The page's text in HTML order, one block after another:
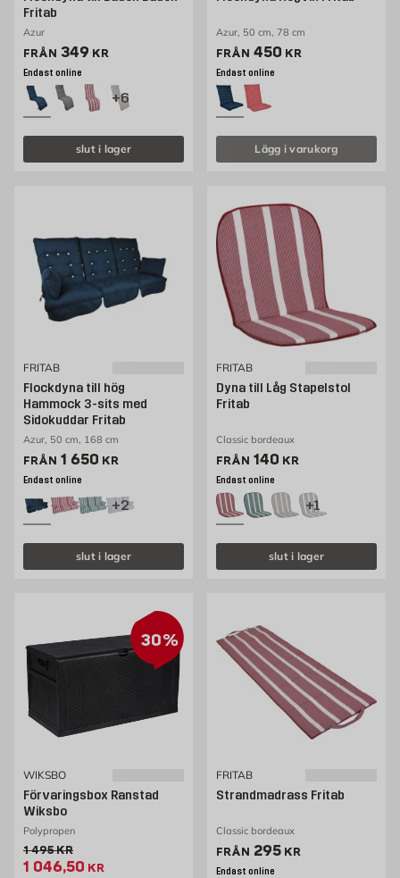
Fritab
Azur
FRÅN Pris 349 kr
349 KR
Endast online
+6
slut i lager
Azur, 50 cm, 78 cm
FRÅN Pris 450 kr
450 KR
Endast online
Lägg i varukorg
FRITAB
Flockdyna till hög
Hammock 3-sits med
Sidokuddar Fritab
Azur, 50 cm, 168 cm
FRÅN Pris 1650 kr
1 650 KR
Endast online
+2
slut i lager
FRITAB
Dyna till Låg Stapelstol
Fritab
Classic bordeaux
FRÅN Pris 140 kr
140 KR
Endast online
+1
slut i lager
30%
WIKSBO
Förvaringsbox Ranstad
Wiksbo
Polypropen
Gammalt pris 1495 kr
1 495KR
Extrapris 1046.5 kr
1 046,50 KR
FRITAB
Strandmadrass Fritab
Classic bordeaux
FRÅN Pris 295 kr
295 KR
Endast online